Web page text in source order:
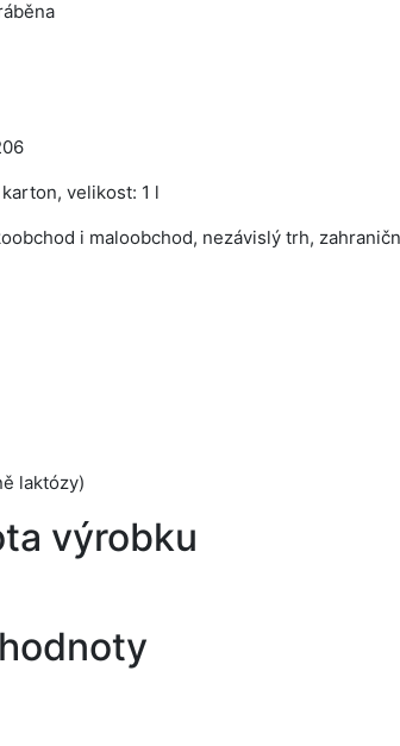
velikost: 1 l
i maloobchod, nezávislý trh,
laktózy)
výrobku